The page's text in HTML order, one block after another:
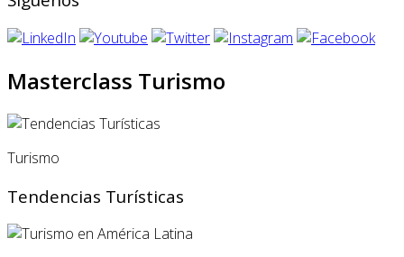
Masterclass Turismo
Turismo
Tendencias Turísticas